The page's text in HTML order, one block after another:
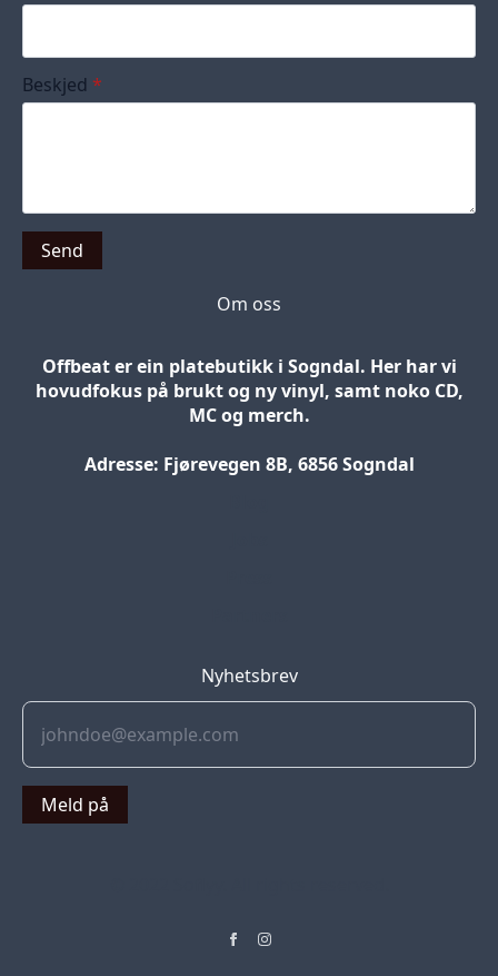
Beskjed *
Send
Om oss
Offbeat er ein platebutikk i Sogndal. Her har vi
hovudfokus på brukt og ny vinyl, samt noko CD,
MC og merch.
Adresse: Fjørevegen 8B, 6856 Sogndal
Nyhetsbrev
Meld på